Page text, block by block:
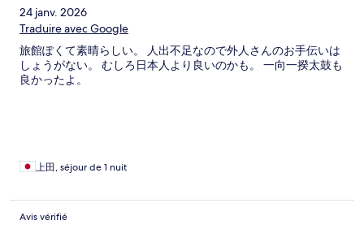
24 janv. 2026
Traduire avec Google
旅館ぽくて素晴らしい。 人出不足なので外人さんのお手伝いは
しょうがない。 むしろ日本人より良いのかも。 一向一揆太鼓も
良かったよ。
上田, séjour de 1 nuit
Avis vérifié